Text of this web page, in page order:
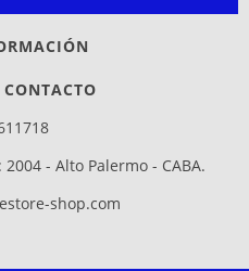
- Alto Palermo - CABA.
shop.com